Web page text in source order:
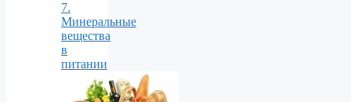
7.
Минеральные
вещества
в
питании